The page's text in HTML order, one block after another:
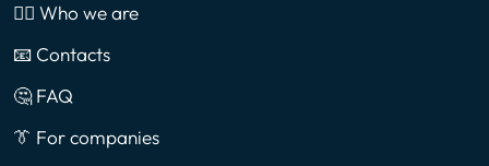
🙎‍♂️ Who we are
📧 Contacts
🤔 FAQ
👔 For companies